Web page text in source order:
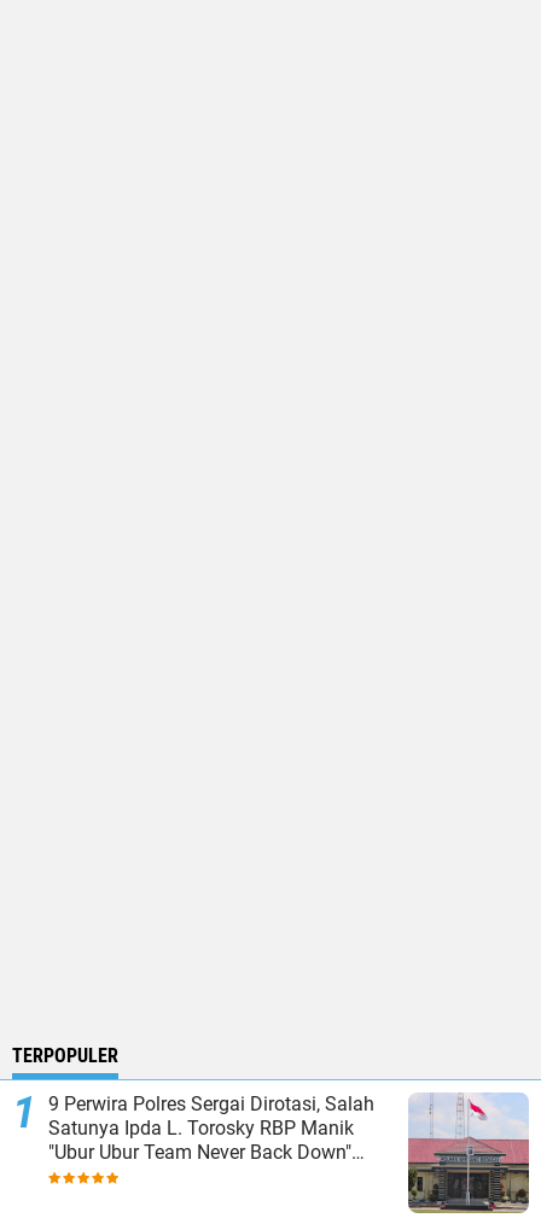
TERPOPULER
9 Perwira Polres Sergai Dirotasi, Salah
Satunya Ipda L. Torosky RBP Manik
"Ubur Ubur Team Never Back Down"
Menempati Polsek Dolok Masihul